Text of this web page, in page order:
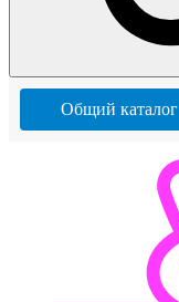
Общий каталог